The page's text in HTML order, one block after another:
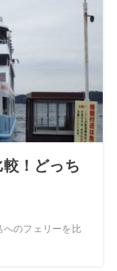
！どっち
へのフェリーを比